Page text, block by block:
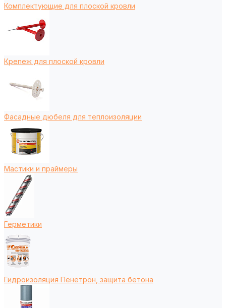
Комплектующие для плоской кровли
Крепеж для плоской кровли
Фасадные дюбеля для теплоизоляции
Мастики и праймеры
Герметики
Гидроизоляция Пенетрон, защита бетона